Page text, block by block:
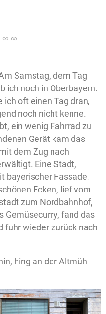
Samstag, dem Tag
ich noch in Oberbayern.
ich oft einen Tag dran,
noch nicht kenne.
ein wenig Fahrrad zu
Gerät kam das
dem Zug nach
Eine Stadt,
bayerischer Fassade.
Ecken, lief vom
zum Nordbahnhof,
Gemüsecurry, fand das
fuhr wieder zurück nach
hing an der Altmühl